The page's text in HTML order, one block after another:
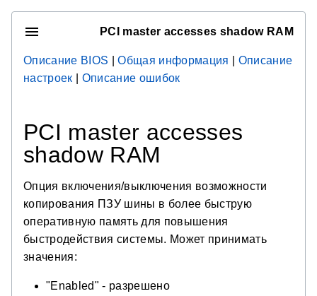
PCI master accesses shadow RAM
Описание BIOS |Общая информация
Описание
настроек
Описание ошибок
PCI master accesses
shadow RAM
Опция включения/выключения возможности
копирования ПЗУ шины в более быструю
оперативную память для повышения
быстродействия системы. Может принимать
значения:
"Enabled" - разрешено